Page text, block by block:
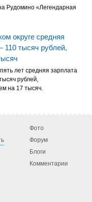
Рудомино «Легендарная
округе средняя
110 тысяч рублей,
лет средняя зарплата
рублей,
на 17 тысяч.
Фото
Форум
Блоги
Комментарии